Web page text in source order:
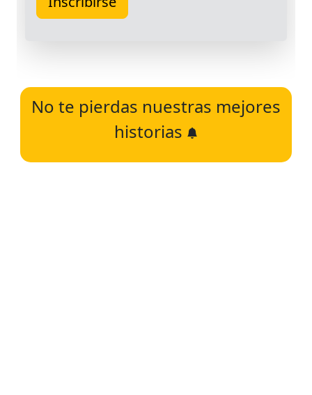
No te pierdas nuestras mejores
historias